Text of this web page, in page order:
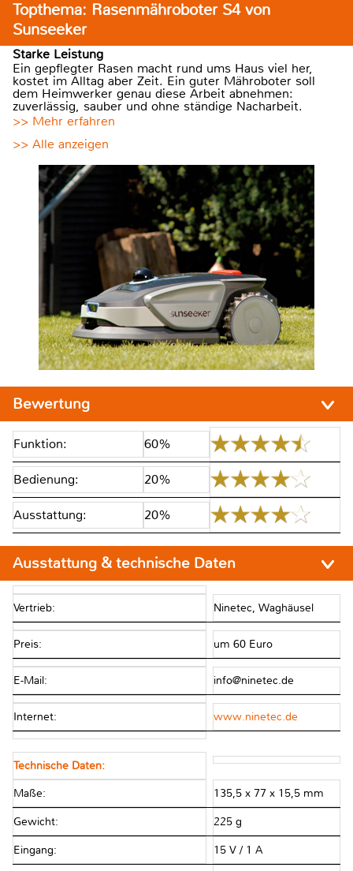
Topthema: Rasenmähroboter S4 von
Sunseeker
Starke Leistung
Ein gepflegter Rasen macht rund ums Haus viel her,
kostet im Alltag aber Zeit. Ein guter Mähroboter soll
dem Heimwerker genau diese Arbeit abnehmen:
zuverlässig, sauber und ohne ständige Nacharbeit.
>> Mehr erfahren
>> Alle anzeigen
Bewertung
Funktion: 60%
Bedienung: 20%
Ausstattung: 20%
Ausstattung & technische Daten
Vertrieb: Ninetec, Waghäusel
Preis: um 60 Euro
E-Mail: info@ninetec.de
Internet: www.ninetec.de
Technische Daten:
Maße: 135,5 x 77 x 15,5 mm
Gewicht: 225 g
Eingang: 15 V / 1 A